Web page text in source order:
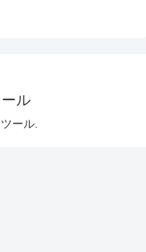
ル
ール.